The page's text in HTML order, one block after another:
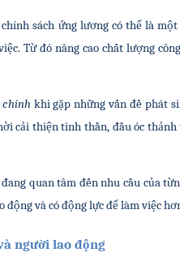
sách ứng lương có thể là
Từ đó nâng cao chất lượng
chính khi gặp những vấn đề phát
cải thiện tinh thần, đầu óc
quan tâm đến nhu cầu của
động và có động lực để làm việc
người lao động